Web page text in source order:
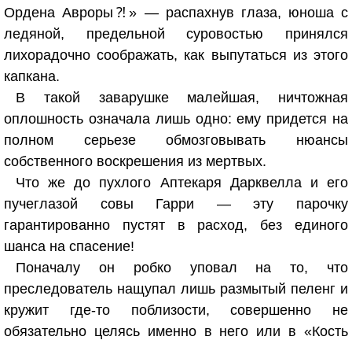
Ордена Авроры⁈» — распахнув глаза, юноша с
ледяной, предельной суровостью принялся
лихорадочно соображать, как выпутаться из этого
капкана.
В такой заварушке малейшая, ничтожная
оплошность означала лишь одно: ему придется на
полном серьезе обмозговывать нюансы
собственного воскрешения из мертвых.
Что же до пухлого Аптекаря Дарквелла и его
пучеглазой совы Гарри — эту парочку
гарантированно пустят в расход, без единого
шанса на спасение!
Поначалу он робко уповал на то, что
преследователь нащупал лишь размытый пеленг и
кружит где-то поблизости, совершенно не
обязательно целясь именно в него или в «Кость